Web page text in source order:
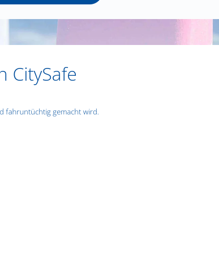
CitySafe
fahruntüchtig gemacht wird.